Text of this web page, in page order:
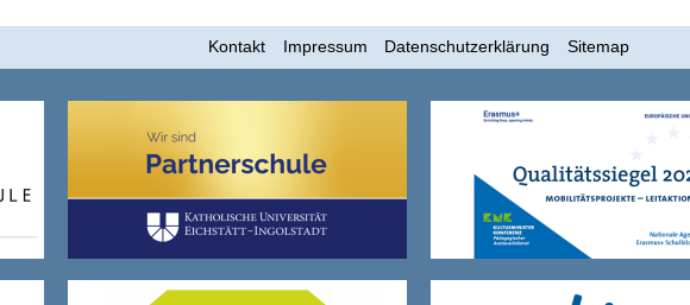
Kontakt Impressum Datenschutzerklärung Sitemap